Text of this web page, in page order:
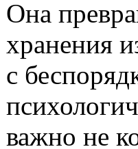
Она
хранения
с
важно не